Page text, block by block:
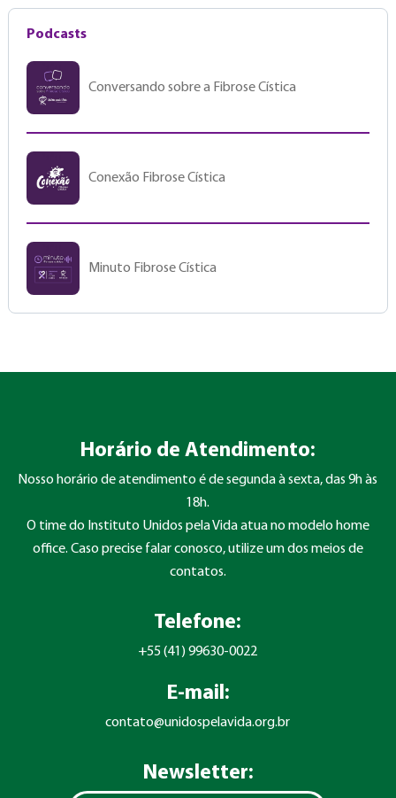
Podcasts
Conversando sobre a Fibrose Cística
Conexão Fibrose Cística
Minuto Fibrose Cística
Horário de Atendimento:
Nosso horário de atendimento é de segunda à sexta, das 9h às
18h.
O time do Instituto Unidos pela Vida atua no modelo home
office. Caso precise falar conosco, utilize um dos meios de
contatos.
Telefone:
+55 (41) 99630-0022
E-mail:
contato@unidospelavida.org.br
Newsletter: